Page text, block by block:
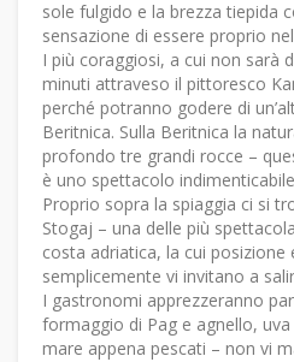
sole fulgido e la brezza tiepida
sensazione di essere proprio
I più coraggiosi, a cui non sarà
minuti attraveso il pittoresco
perché potranno godere di
Beritnica. Sulla Beritnica la
profondo tre grandi rocce –
è uno spettacolo
Proprio sopra la spiaggia ci si
Stogaj – una delle più
costa adriatica, la cui posizione
semplicemente vi invitano a
I gastronomi apprezzeranno
formaggio di Pag e agnello,
mare appena pescati – non vi